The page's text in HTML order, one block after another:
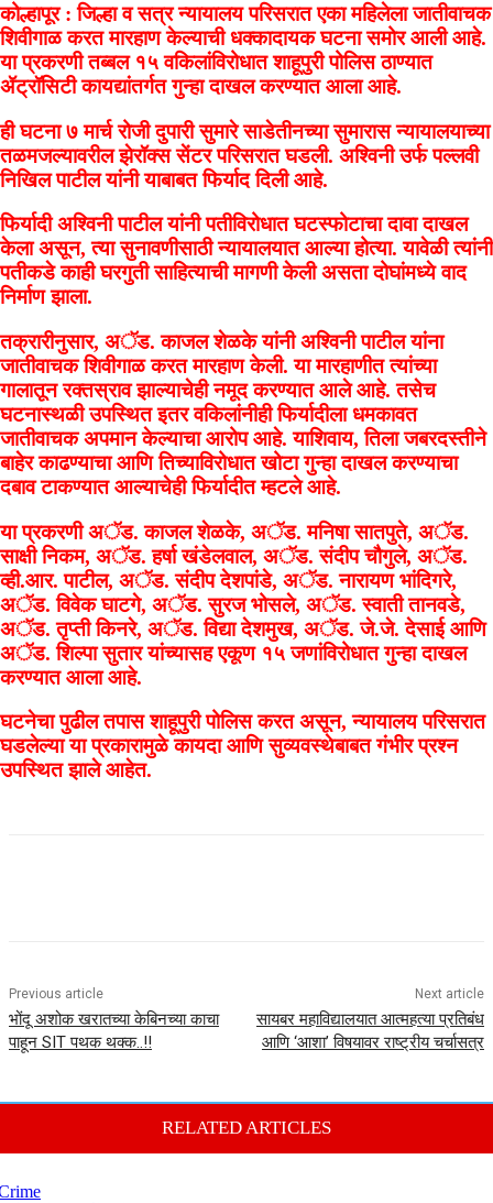
कोल्हापूर : जिल्हा व सत्र न्यायालय परिसरात एका महिलेला जातीवाचक
शिवीगाळ करत मारहाण केल्याची धक्कादायक घटना समोर आली आहे.
या प्रकरणी तब्बल १५ वकिलांविरोधात शाहूपुरी पोलिस ठाण्यात
ॲट्रॉसिटी कायद्यांतर्गत गुन्हा दाखल करण्यात आला आहे.
ही घटना ७ मार्च रोजी दुपारी सुमारे साडेतीनच्या सुमारास न्यायालयाच्या
तळमजल्यावरील झेरॉक्स सेंटर परिसरात घडली. अश्विनी उर्फ पल्लवी
निखिल पाटील यांनी याबाबत फिर्याद दिली आहे.
फिर्यादी अश्विनी पाटील यांनी पतीविरोधात घटस्फोटाचा दावा दाखल
केला असून, त्या सुनावणीसाठी न्यायालयात आल्या होत्या. यावेळी त्यांनी
पतीकडे काही घरगुती साहित्याची मागणी केली असता दोघांमध्ये वाद
निर्माण झाला.
तक्रारीनुसार, अॅड. काजल शेळके यांनी अश्विनी पाटील यांना
जातीवाचक शिवीगाळ करत मारहाण केली. या मारहाणीत त्यांच्या
गालातून रक्तस्राव झाल्याचेही नमूद करण्यात आले आहे. तसेच
घटनास्थळी उपस्थित इतर वकिलांनीही फिर्यादीला धमकावत
जातीवाचक अपमान केल्याचा आरोप आहे. याशिवाय, तिला जबरदस्तीने
बाहेर काढण्याचा आणि तिच्याविरोधात खोटा गुन्हा दाखल करण्याचा
दबाव टाकण्यात आल्याचेही फिर्यादीत म्हटले आहे.
या प्रकरणी अॅड. काजल शेळके, अॅड. मनिषा सातपुते, अॅड.
साक्षी निकम, अॅड. हर्षा खंडेलवाल, अॅड. संदीप चौगुले, अॅड.
व्ही.आर. पाटील, अॅड. संदीप देशपांडे, अॅड. नारायण भांदिगरे,
अॅड. विवेक घाटगे, अॅड. सुरज भोसले, अॅड. स्वाती तानवडे,
अॅड. तृप्ती किनरे, अॅड. विद्या देशमुख, अॅड. जे.जे. देसाई आणि
अॅड. शिल्पा सुतार यांच्यासह एकूण १५ जणांविरोधात गुन्हा दाखल
करण्यात आला आहे.
घटनेचा पुढील तपास शाहूपुरी पोलिस करत असून, न्यायालय परिसरात
घडलेल्या या प्रकारामुळे कायदा आणि सुव्यवस्थेबाबत गंभीर प्रश्न
उपस्थित झाले आहेत.
Previous article
भोंदू अशोक खरातच्या केबिनच्या काचा
पाहून SIT पथक थक्क..!!
Next article
सायबर महाविद्यालयात आत्महत्या प्रतिबंध
आणि ‘आशा’ विषयावर राष्ट्रीय चर्चासत्र
RELATED ARTICLES